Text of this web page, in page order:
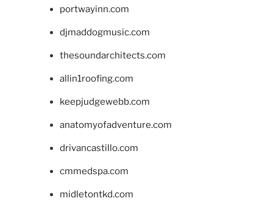
portwayinn.com
djmaddogmusic.com
thesoundarchitects.com
allin1roofing.com
keepjudgewebb.com
anatomyofadventure.com
drivancastillo.com
cmmedspa.com
midletontkd.com